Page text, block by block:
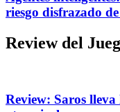
Agentes
riesgo disfrazado
Review del